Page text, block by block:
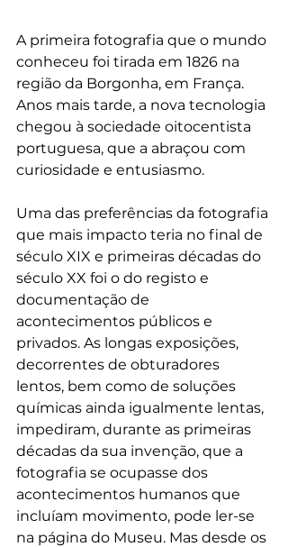
A primeira fotografia que o mundo
conheceu foi tirada em 1826 na
região da Borgonha, em França.
Anos mais tarde, a nova tecnologia
chegou à sociedade oitocentista
portuguesa, que a abraçou com
curiosidade e entusiasmo.
Uma das preferências da fotografia
que mais impacto teria no final de
século XIX e primeiras décadas do
século XX foi o do registo e
documentação de
acontecimentos públicos e
privados. As longas exposições,
decorrentes de obturadores
lentos, bem como de soluções
químicas ainda igualmente lentas,
impediram, durante as primeiras
décadas da sua invenção, que a
fotografia se ocupasse dos
acontecimentos humanos que
incluíam movimento, pode ler-se
na página do Museu. Mas desde os